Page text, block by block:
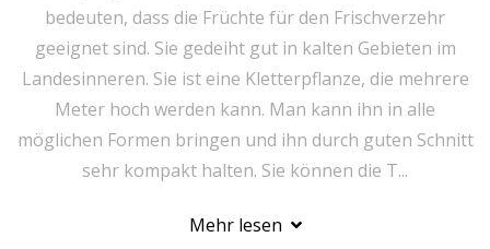
bedeuten, dass die Früchte für den Frischverzehr
geeignet sind. Sie gedeiht gut in kalten Gebieten im
Landesinneren. Sie ist eine Kletterpflanze, die mehrere
Meter hoch werden kann. Man kann ihn in alle
möglichen Formen bringen und ihn durch guten Schnitt
sehr kompakt halten. Sie können die T...
Mehr lesen